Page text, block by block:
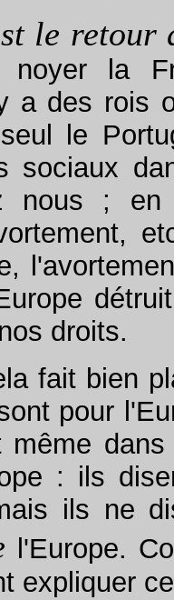
le retour
noyer la
a des rois
le
sociaux
nous ; en
droits.
fait bien
pour
: ils
ils ne
l'Europe.
expliquer